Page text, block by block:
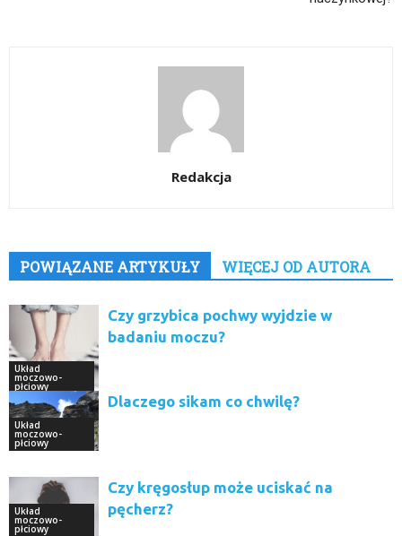
Redakcja
POWIĄZANE ARTYKUŁY WIĘCEJ OD AUTORA
Układ
moczowo-
płciowy
Czy grzybica pochwy wyjdzie w
badaniu moczu?
Układ
moczowo-
płciowy
Dlaczego sikam co chwilę?
Układ
moczowo-
płciowy
Czy kręgosłup może uciskać na
pęcherz?